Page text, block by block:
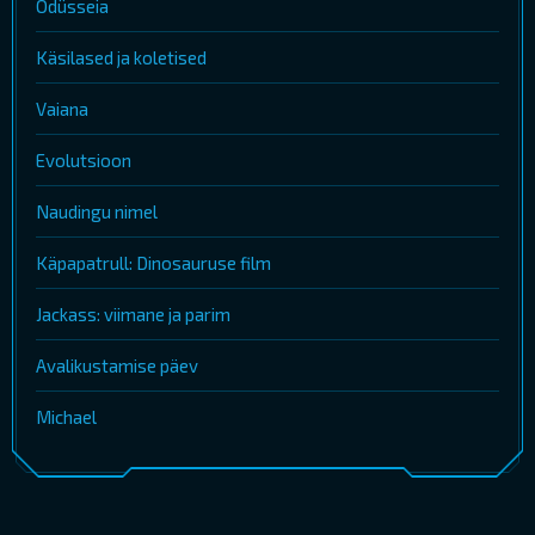
Odüsseia
Käsilased ja koletised
Vaiana
Evolutsioon
Naudingu nimel
Käpapatrull: Dinosauruse film
Jackass: viimane ja parim
Avalikustamise päev
Michael